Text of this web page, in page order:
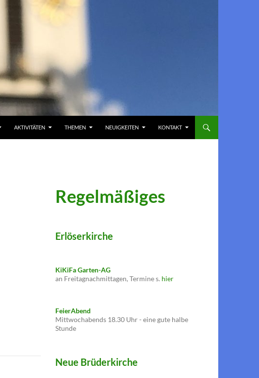
AKTIVITÄTEN THEMEN NEUIGKEITEN KONTAKT
Regelmäßiges
Erlöserkirche
KiKiFa Garten-AG
an Freitagnachmittagen, Termine s. hier
FeierAbend
Mittwochabends 18.30 Uhr - eine gute halbe
Stunde
Neue Brüderkirche